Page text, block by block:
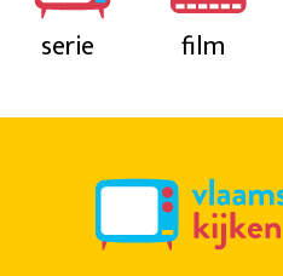
serie film